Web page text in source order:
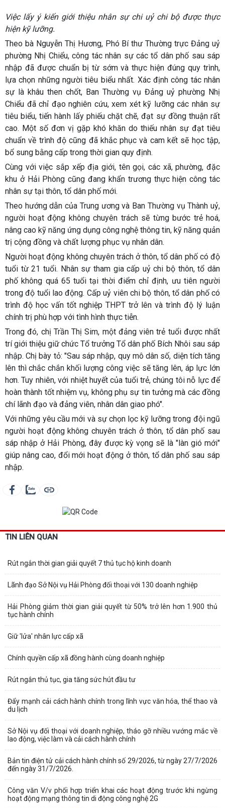
Việc lấy ý kiến giới thiệu nhân sự chi uỷ chi bộ được thực
hiện kỹ lưỡng.
Theo bà Nguyễn Thị Hương, Phó Bí thư Thường trực Đảng uỷ
phường Nhị Chiểu, công tác nhân sự các tổ dân phố sau sáp
nhập đã được chuẩn bị từ sớm và thực hiện đúng quy trình,
lựa chọn những người tiêu biểu nhất. Xác định công tác nhân
sự là khâu then chốt, Ban Thường vụ Đảng uỷ phường Nhị
Chiểu đã chỉ đạo nghiên cứu, xem xét kỹ lưỡng các nhân sự
tiêu biểu, tiến hành lấy phiếu chặt chẽ, đạt sự đồng thuận rất
cao. Một số đơn vị gặp khó khăn do thiếu nhân sự đạt tiêu
chuẩn về trình độ cũng đã khắc phục và cam kết sẽ học tập,
bổ sung bằng cấp trong thời gian quy định.
Cùng với việc sắp xếp địa giới, tên gọi, các xã, phường, đặc
khu ở Hải Phòng cũng đang khẩn trương thực hiện công tác
nhân sự tại thôn, tổ dân phố mới.
Theo hướng dẫn của Trung ương và Ban Thường vụ Thành uỷ,
người hoạt động không chuyên trách sẽ từng bước trẻ hoá,
nâng cao kỹ năng ứng dụng công nghệ thông tin, kỹ năng quản
trị cộng đồng và chất lượng phục vụ nhân dân.
Người hoạt động không chuyên trách ở thôn, tổ dân phố có độ
tuổi từ 21 tuổi. Nhân sự tham gia cấp uỷ chi bộ thôn, tổ dân
phố không quá 65 tuổi tại thời điểm chỉ định, ưu tiên người
trong độ tuổi lao động. Cấp uỷ viên chi bộ thôn, tổ dân phố có
trình độ học vấn tốt nghiệp THPT trở lên và trình độ lý luận
chính trị phù hợp với tình hình thực tiễn.
Trong đó, chị Trần Thị Sim, một đảng viên trẻ tuổi được nhất
trí giới thiệu giữ chức Tổ trưởng Tổ dân phố Bích Nhôi sau sáp
nhập. Chị bày tỏ: "Sau sáp nhập, quy mô dân số, diện tích tăng
lên thì chắc chắn khối lượng công việc sẽ tăng lên, áp lực lớn
hơn. Tuy nhiên, với nhiệt huyết của tuổi trẻ, chúng tôi nỗ lực để
hoàn thành tốt nhiệm vụ, không phụ sự tin tưởng mà các đồng
chí lãnh đạo và đảng viên, nhân dân giao phó".
Với những yêu cầu mới và sự chọn lọc kỹ lưỡng trong đội ngũ
người hoạt động không chuyên trách ở thôn, tổ dân phố sau
sáp nhập ở Hải Phòng, đây được kỳ vọng sẽ là "làn gió mới"
giúp nâng cao, đổi mới hoạt động ở thôn, tổ dân phố sau sáp
nhập.
TIN LIÊN QUAN
Rút ngắn thời gian giải quyết 7 thủ tục hộ kinh doanh
Lãnh đạo Sở Nội vụ Hải Phòng đối thoại với 130 doanh nghiệp
Hải Phòng giảm thời gian giải quyết từ 50% trở lên hơn 1.900 thủ
tục hành chính
Giữ 'lửa' nhân lực cấp xã
Chính quyền cấp xã đồng hành cùng doanh nghiệp
Rút ngắn thủ tục, gia tăng sức hút đầu tư
Đẩy mạnh cải cách hành chính trong lĩnh vực văn hóa, thể thao và
du lịch
Sở Nội vụ đối thoại với doanh nghiệp, tháo gỡ nhiều vướng mắc về
lao động, việc làm và cải cách hành chính
Bản tin điện tử cải cách hành chính số 29/2026, từ ngày 27/7/2026
đến ngày 31/7/2026.
Công văn V/v phối hợp triển khai các hoạt động trước khi ngừng
hoạt động mạng thông tin di động công nghệ 2G